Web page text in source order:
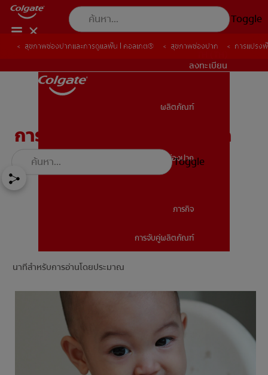
Toggle
ลงทะเบียน
ผลิตภัณฑ์
สุขภาพช่องปาก
ภารกิจ
การจับคู่ผลิตภัณฑ์
Toggle
สุขภาพช่องปากและการดูแลฟัน | คอลเกต® สุขภาพช่องปาก การแปรง
การแปรงฟันซี่แรกของทารก
นาทีสำหรับการอ่านโดยประมาณ